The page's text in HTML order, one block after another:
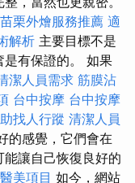
苗栗外燴服務推薦 適
解析 主要目標不是
是有保證的。 如果
潔人員需求 筋膜沾
台中按摩 台中按摩
找人行蹤 清潔人員
的感覺，它們會在
讓自己恢復良好的
美項目 如今，網站